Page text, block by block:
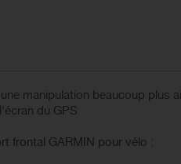
manipulation beaucoup
du GPS
frontal GARMIN pour vélo :